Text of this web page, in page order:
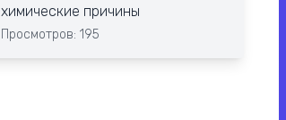
химические причины
Просмотров: 195